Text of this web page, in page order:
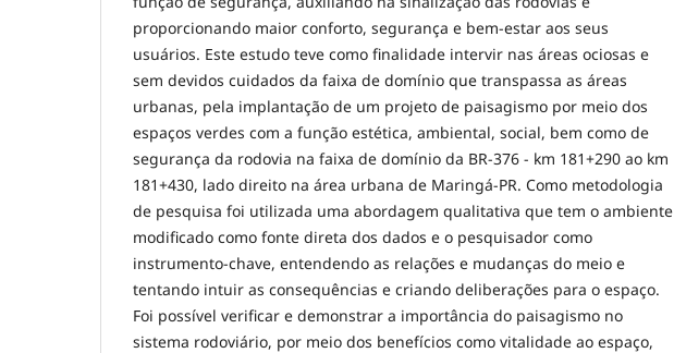
proporcionando maior conforto, segurança e bem-estar aos seus
usuários. Este estudo teve como finalidade intervir nas áreas ociosas e
sem devidos cuidados da faixa de domínio que transpassa as áreas
urbanas, pela implantação de um projeto de paisagismo por meio dos
espaços verdes com a função estética, ambiental, social, bem como de
segurança da rodovia na faixa de domínio da BR-376 - km 181+290 ao km
181+430, lado direito na área urbana de Maringá-PR. Como metodologia
de pesquisa foi utilizada uma abordagem qualitativa que tem o ambiente
modificado como fonte direta dos dados e o pesquisador como
instrumento-chave, entendendo as relações e mudanças do meio e
tentando intuir as consequências e criando deliberações para o espaço.
Foi possível verificar e demonstrar a importância do paisagismo no
sistema rodoviário, por meio dos benefícios como vitalidade ao espaço,